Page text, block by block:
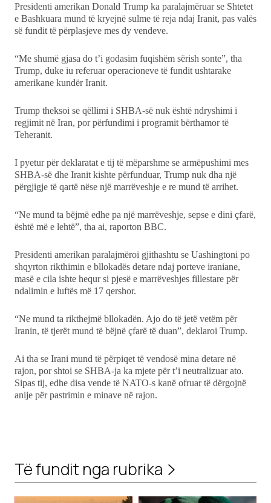
Udhëtime
DuVideo
Presidenti amerikan Donald Trump ka paralajmëruar se Shtetet
e Bashkuara mund të kryejnë sulme të reja ndaj Iranit, pas valës
së fundit të përplasjeve mes dy vendeve.
“Me shumë gjasa do t’i godasim fuqishëm sërish sonte”, tha
Trump, duke iu referuar operacioneve të fundit ushtarake
amerikane kundër Iranit.
Trump theksoi se qëllimi i SHBA-së nuk është ndryshimi i
regjimit në Iran, por përfundimi i programit bërthamor të
Teheranit.
I pyetur për deklaratat e tij të mëparshme se armëpushimi mes
SHBA-së dhe Iranit kishte përfunduar, Trump nuk dha një
përgjigje të qartë nëse një marrëveshje e re mund të arrihet.
“Ne mund ta bëjmë edhe pa një marrëveshje, sepse e dini çfarë,
është më e lehtë”, tha ai, raporton BBC.
Presidenti amerikan paralajmëroi gjithashtu se Uashingtoni po
shqyrton rikthimin e bllokadës detare ndaj porteve iraniane,
masë e cila ishte hequr si pjesë e marrëveshjes fillestare për
ndalimin e luftës më 17 qershor.
“Ne mund ta rikthejmë bllokadën. Ajo do të jetë vetëm për
Iranin, të tjerët mund të bëjnë çfarë të duan”, deklaroi Trump.
Ai tha se Irani mund të përpiqet të vendosë mina detare në
rajon, por shtoi se SHBA-ja ka mjete për t’i neutralizuar ato.
Sipas tij, edhe disa vende të NATO-s kanë ofruar të dërgojnë
anije për pastrimin e minave në rajon.
Të fundit nga rubrika